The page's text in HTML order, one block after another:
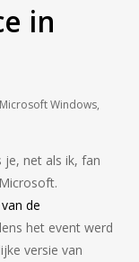
in
Microsoft Windows,
net als ik, fan
de
het event werd
versie van